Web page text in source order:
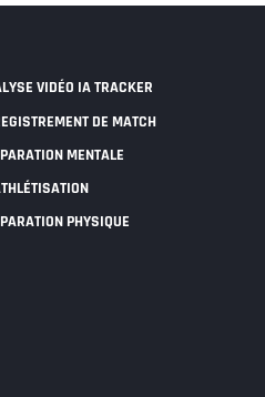
VIDÉO IA TRACKER
DE MATCH
MENTALE
PHYSIQUE